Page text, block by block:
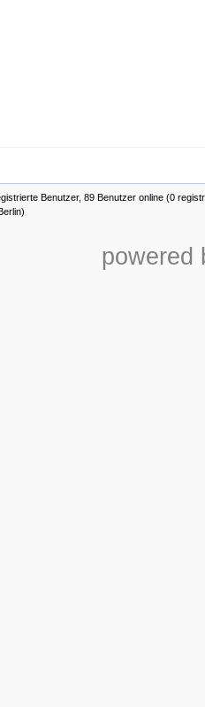
Benutzer, 89 Benutzer online (0
powered